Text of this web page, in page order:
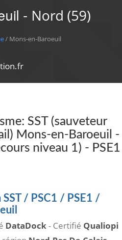
- Nord (59)
/ Mons-en-Baroeuil
SST (sauveteur
Mons-en-Baroeuil -
niveau 1) - PSE1
/ PSC1 / PSE1 /
DataDock- Certifié Qualiopi